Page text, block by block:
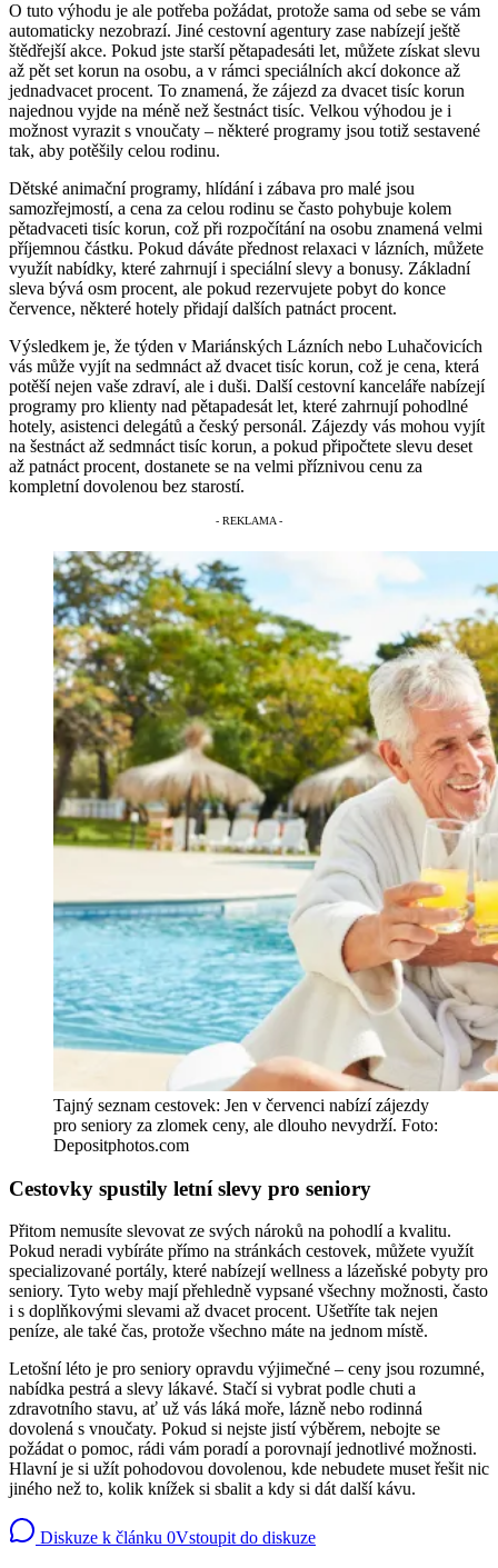
O tuto výhodu je ale potřeba požádat, protože sama od sebe se vám
automaticky nezobrazí. Jiné cestovní agentury zase nabízejí ještě
štědřejší akce. Pokud jste starší pětapadesáti let, můžete získat slevu
až pět set korun na osobu, a v rámci speciálních akcí dokonce až
jednadvacet procent. To znamená, že zájezd za dvacet tisíc korun
najednou vyjde na méně než šestnáct tisíc. Velkou výhodou je i
možnost vyrazit s vnoučaty – některé programy jsou totiž sestavené
tak, aby potěšily celou rodinu.
Dětské animační programy, hlídání i zábava pro malé jsou
samozřejmostí, a cena za celou rodinu se často pohybuje kolem
pětadvaceti tisíc korun, což při rozpočítání na osobu znamená velmi
příjemnou částku. Pokud dáváte přednost relaxaci v lázních, můžete
využít nabídky, které zahrnují i speciální slevy a bonusy. Základní
sleva bývá osm procent, ale pokud rezervujete pobyt do konce
července, některé hotely přidají dalších patnáct procent.
Výsledkem je, že týden v Mariánských Lázních nebo Luhačovicích
vás může vyjít na sedmnáct až dvacet tisíc korun, což je cena, která
potěší nejen vaše zdraví, ale i duši. Další cestovní kanceláře nabízejí
programy pro klienty nad pětapadesát let, které zahrnují pohodlné
hotely, asistenci delegátů a český personál. Zájezdy vás mohou vyjít
na šestnáct až sedmnáct tisíc korun, a pokud připočtete slevu deset
až patnáct procent, dostanete se na velmi příznivou cenu za
kompletní dovolenou bez starostí.
Tajný seznam cestovek: Jen v červenci nabízí zájezdy
pro seniory za zlomek ceny, ale dlouho nevydrží. Foto:
Depositphotos.com
Cestovky spustily letní slevy pro seniory
Přitom nemusíte slevovat ze svých nároků na pohodlí a kvalitu.
Pokud neradi vybíráte přímo na stránkách cestovek, můžete využít
specializované portály, které nabízejí wellness a lázeňské pobyty pro
seniory. Tyto weby mají přehledně vypsané všechny možnosti, často
i s doplňkovými slevami až dvacet procent. Ušetříte tak nejen
peníze, ale také čas, protože všechno máte na jednom místě.
Letošní léto je pro seniory opravdu výjimečné – ceny jsou rozumné,
nabídka pestrá a slevy lákavé. Stačí si vybrat podle chuti a
zdravotního stavu, ať už vás láká moře, lázně nebo rodinná
dovolená s vnoučaty. Pokud si nejste jistí výběrem, nebojte se
požádat o pomoc, rádi vám poradí a porovnají jednotlivé možnosti.
Hlavní je si užít pohodovou dovolenou, kde nebudete muset řešit nic
jiného než to, kolik knížek si sbalit a kdy si dát další kávu.
Diskuze k článku 0Vstoupit do diskuze